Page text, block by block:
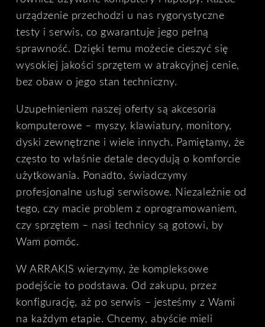
urządzenie przechodzi u nas rygorystyczne
testy i serwis, co gwarantuje jego pełną
sprawność. Dzięki temu możecie cieszyć się
wysokiej jakości sprzętem w atrakcyjnej cenie,
bez obaw o jego stan techniczny.
Uzupełnieniem naszej oferty są akcesoria
komputerowe – myszy, klawiatury, monitory,
dyski zewnętrzne i wiele innych. Pamiętamy, że
często to właśnie detale decydują o komforcie
użytkowania. Ponadto, świadczymy
profesjonalne usługi serwisowe. Niezależnie od
tego, czy macie problem z oprogramowaniem,
czy sprzętem – nasi technicy są gotowi, by
Wam pomóc.
W ARRAKIS wierzymy, że kompleksowe
podejście to podstawa. Od zakupu, przez
konfigurację, aż po serwis – jesteśmy z Wami
na każdym etapie. Chcemy, abyście mieli